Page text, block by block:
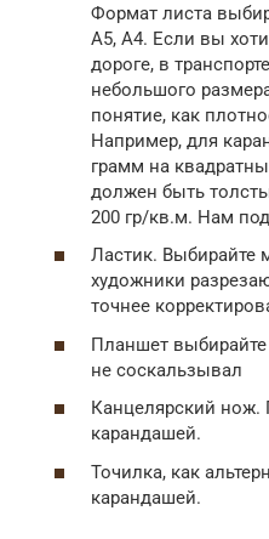
Формат листа
А5, А4. Если вы
дороге, в
небольшого
понятие, как
Например, для
грамм на
должен быть
200 гр/кв.м. Нам
Ластик. Выбирайте
художники
точнее
Планшет
не соскальзывал
Канцелярский нож.
карандашей.
Точилка, как
карандашей.